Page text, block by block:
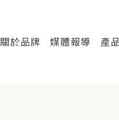
關於品牌 媒體報導 產